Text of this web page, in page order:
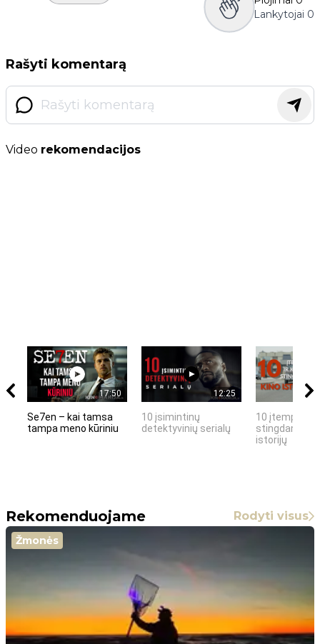
Lankytojai 0
Rašyti komentarą
Video rekomendacijos
17:50
Se7en – kai tamsa
tampa meno kūriniu
12:25
10 įsimintinų
detektyvinių serialų
10 įtemptų,
stingdančių
istorijų
Rekomenduojame Rodyti visus
Žmonės